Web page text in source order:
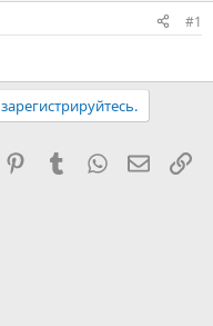
#1
PinterestTumblr WhatsApp